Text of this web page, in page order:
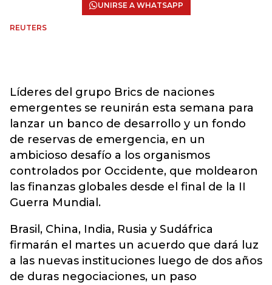
UNIRSE A WHATSAPP
REUTERS
Líderes del grupo Brics de naciones
emergentes se reunirán esta semana para
lanzar un banco de desarrollo y un fondo
de reservas de emergencia, en un
ambicioso desafío a los organismos
controlados por Occidente, que moldearon
las finanzas globales desde el final de la II
Guerra Mundial.
Brasil, China, India, Rusia y Sudáfrica
firmarán el martes un acuerdo que dará luz
a las nuevas instituciones luego de dos años
de duras negociaciones, un paso